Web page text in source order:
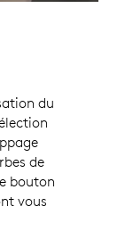
du
de
bouton
vous